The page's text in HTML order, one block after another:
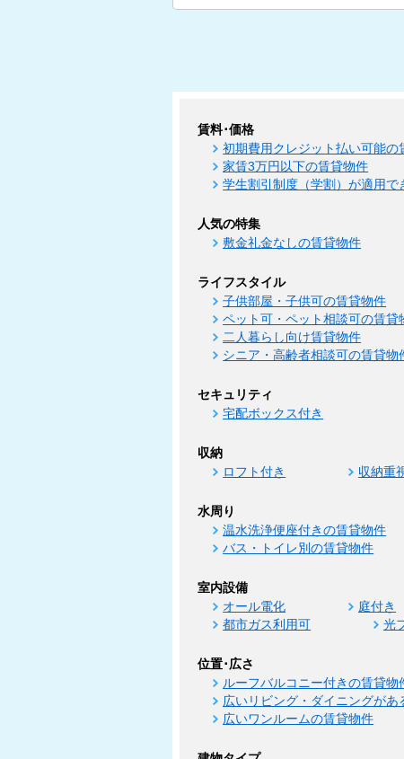
賃料･価格
初期費用クレジット払い可能の
家賃3万円以下の賃貸物件
学生割引制度（学割）が適用で
人気の特集
敷金礼金なしの賃貸物件
ライフスタイル
子供部屋・子供可の賃貸物件
ペット可・ペット相談可の賃貸
二人暮らし向け賃貸物件
シニア・高齢者相談可の賃貸物
セキュリティ
宅配ボックス付き
収納
ロフト付き 収納重
水周り
温水洗浄便座付きの賃貸物件
バス・トイレ別の賃貸物件
室内設備
オール電化 庭付き
都市ガス利用可
光
位置･広さ
ルーフバルコニー付きの賃貸物
広いリビング・ダイニングがあ
広いワンルームの賃貸物件